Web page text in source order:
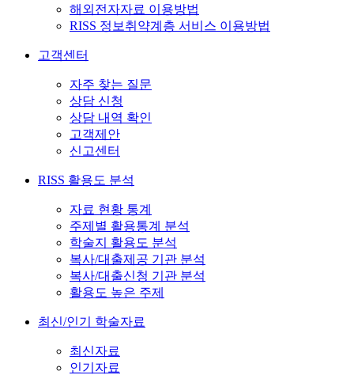
해외전자자료 이용방법
RISS 정보취약계층 서비스 이용방법
고객센터
자주 찾는 질문
상담 신청
상담 내역 확인
고객제안
신고센터
RISS 활용도 분석
자료 현황 통계
주제별 활용통계 분석
학술지 활용도 분석
복사/대출제공 기관 분석
복사/대출신청 기관 분석
활용도 높은 주제
최신/인기 학술자료
최신자료
인기자료